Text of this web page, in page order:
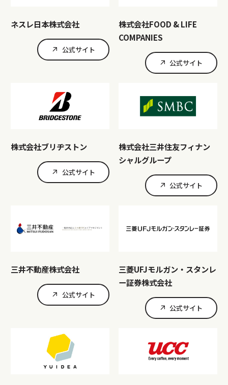
ネスレ日本株式会社
公式サイト
株式会社FOOD & LIFE
COMPANIES
公式サイト
株式会社ブリヂストン
公式サイト
株式会社三井住友フィナン
シャルグループ
公式サイト
三井不動産株式会社
公式サイト
三菱UFJモルガン・スタンレ
ー証券株式会社
公式サイト